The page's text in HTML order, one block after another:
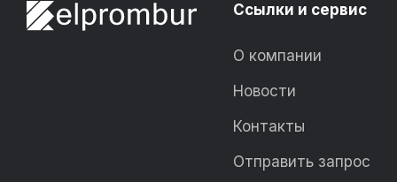
Ссылки и сервис
О компании
Новости
Контакты
Отправить запрос